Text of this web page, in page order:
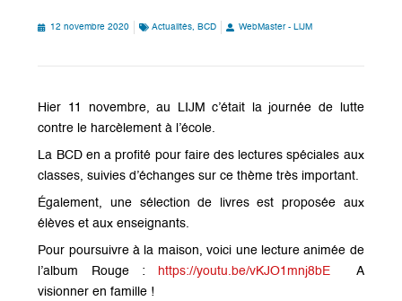
12 novembre 2020 Actualités, BCD WebMaster - LiJM
Hier 11 novembre, au LIJM c’était la journée de lutte
contre le harcèlement à l’école.
La BCD en a profité pour faire des lectures spéciales aux
classes, suivies d’échanges sur ce thème très important.
Également, une sélection de livres est proposée aux
élèves et aux enseignants.
Pour poursuivre à la maison, voici une lecture animée de
l’album Rouge :
https://youtu.be/vKJO1mnj8bE A
visionner en famille !